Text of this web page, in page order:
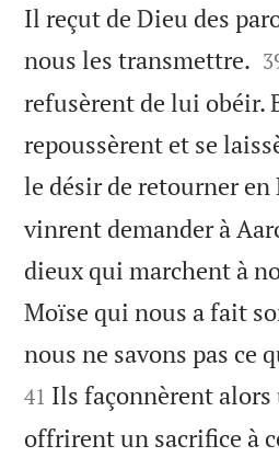
Il reçut de Dieu des
nous les transmettre. 
refusèrent de lui obéir.
repoussèrent et se
le désir de retourner en
vinrent demander à
dieux qui marchent à
Moïse qui nous a fait
nous ne savons pas ce
41 Ils façonnèrent alors
offrirent un sacrifice à